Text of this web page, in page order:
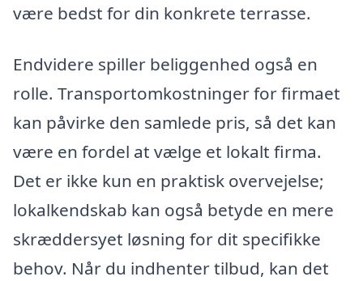
være bedst for din konkrete terrasse.
Endvidere spiller beliggenhed også en
rolle. Transportomkostninger for firmaet
kan påvirke den samlede pris, så det kan
være en fordel at vælge et lokalt firma.
Det er ikke kun en praktisk overvejelse;
lokalkendskab kan også betyde en mere
skræddersyet løsning for dit specifikke
behov. Når du indhenter tilbud, kan det